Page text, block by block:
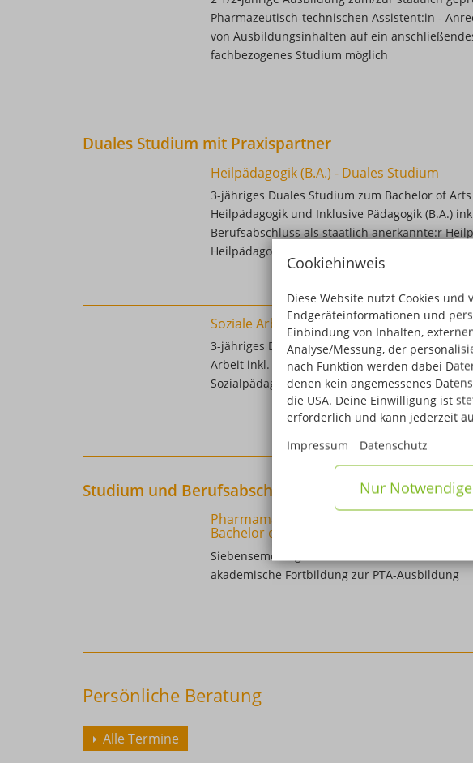
Cookiehinweis
Diese Website nutzt Cookies
Endgeräteinformationen und
Einbindung von Inhalten,
Analyse/Messung, der
nach Funktion werden dabei
denen kein angemessenes
die USA. Deine Einwilligung ist
erforderlich und kann jederzeit
Impressum
Datenschutz
Nur Notwendige
Pharmazeutisch-technischen Assistent:in -
von Ausbildungsinhalten auf ein
fachbezogenes Studium möglich
Duales Studium mit Praxispartner
Heilpädagogik (B.A.) - Duales Studium
3-jähriges Duales Studium zum Bachelor of Arts
Heilpädagogik und Inklusive Pädagogik (B.A.)
Berufsabschluss als staatlich anerkannte:r
Heilpädagoge
Soziale Arbeit (B.A.) – Duales Studium
3-jähriges Duales Studium zum Bachelor of
Arbeit inkl. staatliche Anerkennung als
Sozialpädagoge bzw. Sozialarbeiterin /
Studium und Berufsabschluss
Pharmamanagement und
Bachelor of Science
Siebensemestriges Bachelor-Fernstudium -
akademische Fortbildung zur PTA-Ausbildung
Persönliche Beratung
Alle Termine